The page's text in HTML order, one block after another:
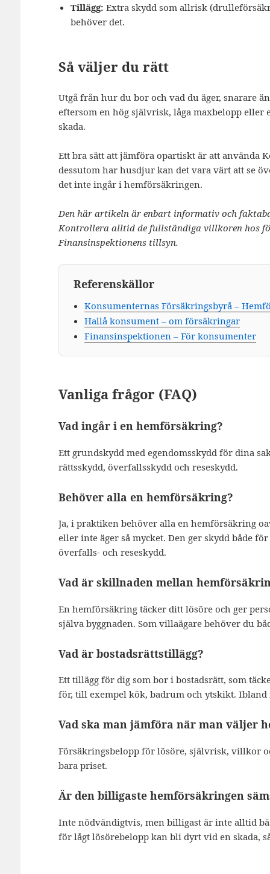
Tillägg: Extra skydd som allrisk
behöver det.
Så väljer du rätt
Utgå från hur du bor och vad du äger, snarare
eftersom en hög självrisk, låga maxbelopp
skada.
Ett bra sätt att jämföra opartiskt är att använda
dessutom har husdjur kan det vara värt att se
det inte ingår i hemförsäkringen.
Den här artikeln är enbart informativ och
Kontrollera alltid de fullständiga villkoren hos
Finansinspektionens tillsyn.
Referenskällor
Konsumenternas Försäkringsbyrå –
Hallå konsument – om försäkringar
Finansinspektionen – För konsumenter
Vanliga frågor (FAQ)
Vad ingår i en hemförsäkring?
Ett grundskydd med egendomsskydd för dina
rättsskydd, överfallsskydd och reseskydd.
Behöver alla en hemförsäkring?
Ja, i praktiken behöver alla en hemförsäkring
eller inte äger så mycket. Den ger skydd både
överfalls- och reseskydd.
Vad är skillnaden mellan
En hemförsäkring täcker ditt lösöre och ger
själva byggnaden. Som villaägare behöver du
Vad är bostadsrättstillägg?
Ett tillägg för dig som bor i bostadsrätt, som
för, till exempel kök, badrum och ytskikt.
Vad ska man jämföra när man väljer
Försäkringsbelopp för lösöre, självrisk, villkor
bara priset.
Är den billigaste hemförsäkringen
Inte nödvändigtvis, men billigast är inte alltid
för lågt lösörebelopp kan bli dyrt vid en skada,